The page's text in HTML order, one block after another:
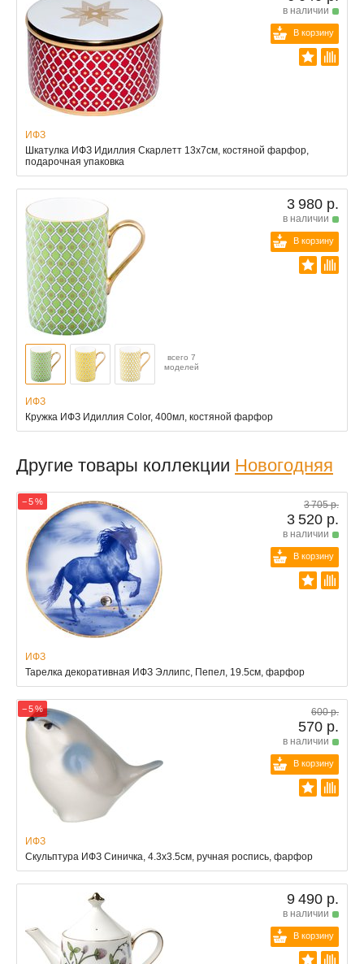
в наличии
В корзину
ИФЗ
Шкатулка ИФЗ Идиллия Скарлетт 13x7см, костяной фарфор,
подарочная упаковка
3 980 р.
в наличии
В корзину
всего 7
моделей
ИФЗ
Кружка ИФЗ Идиллия Color, 400мл, костяной фарфор
Другие товары коллекции Новогодняя
− 5 % 3 705 р.
3 520 р.
в наличии
В корзину
ИФЗ
Тарелка декоративная ИФЗ Эллипс, Пепел, 19.5см, фарфор
− 5 % 600 р.
570 р.
в наличии
В корзину
ИФЗ
Скульптура ИФЗ Синичка, 4.3x3.5см, ручная роспись, фарфор
9 490 р.
в наличии
В корзину